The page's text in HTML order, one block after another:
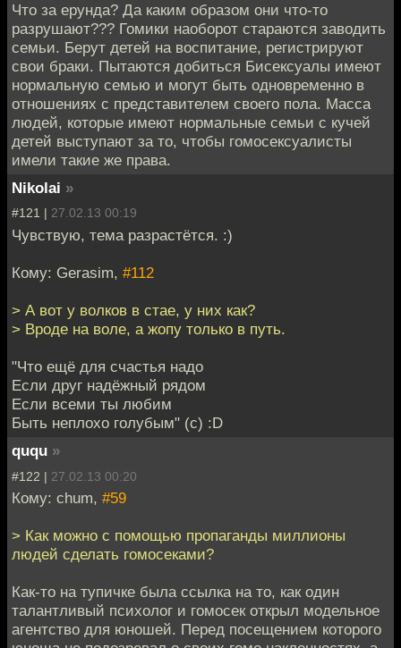
Что за ерунда? Да каким образом они что-то
разрушают??? Гомики наоборот стараются заводить
семьи. Берут детей на воспитание, регистрируют
свои браки. Пытаются добиться Бисексуалы имеют
нормальную семью и могут быть одновременно в
отношениях с представителем своего пола. Масса
людей, которые имеют нормальные семьи с кучей
детей выступают за то, чтобы гомосексуалисты
имели такие же права.
Nikolai »
#121 | 27.02.13 00:19
Чувствую, тема разрастётся. :)
Кому: Gerasim, #112
> А вот у волков в стае, у них как?
> Вроде на воле, а жопу только в путь.
"Что ещё для счастья надо
Если друг надёжный рядом
Если всеми ты любим
Быть неплохо голубым" (с) :D
ququ »
#122 | 27.02.13 00:20
Кому: chum, #59
> Как можно с помощью пропаганды миллионы
людей сделать гомосеками?
Как-то на тупичке была ссылка на то, как один
талантливый психолог и гомосек открыл модельное
агентство для юношей. Перед посещением которого